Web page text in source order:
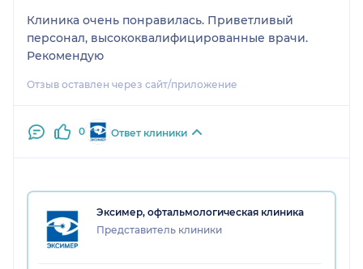
Клиника очень понравилась. Приветливый
персонал, высококвалифицированные врачи.
Рекомендую
Отзыв оставлен через сайт/приложение
0 Ответ клиники
Эксимер, офтальмологическая клиника
Представитель клиники